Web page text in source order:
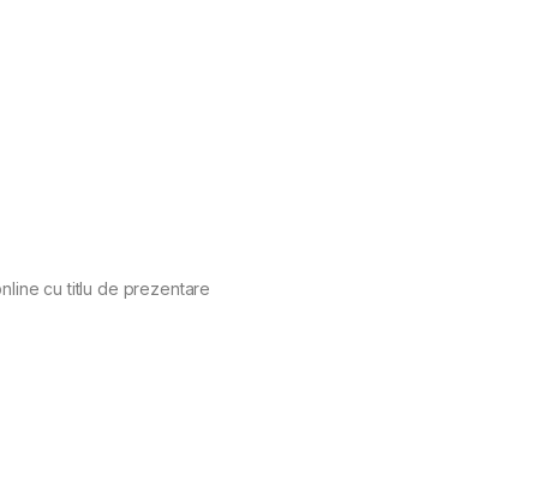
cu titlu de prezentare